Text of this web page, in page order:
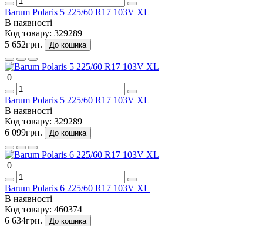
Barum Polaris 5 225/60 R17 103V XL
В наявності
Код товару: 329289
5 652грн.
До кошика
0
Barum Polaris 5 225/60 R17 103V XL
В наявності
Код товару: 329289
6 099грн.
До кошика
0
Barum Polaris 6 225/60 R17 103V XL
В наявності
Код товару: 460374
6 634грн.
До кошика